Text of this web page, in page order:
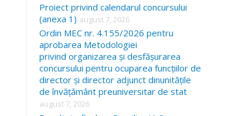
f
o
r
:
Proiect privind calendarul concursului
(anexa 1) august 7, 2026
Ordin MEC nr. 4.155/2026 pentru
aprobarea Metodologiei
privind organizarea și desfășurarea
concursului pentru ocuparea funcțiilor de
director și director adjunct dinunitățile
de învățământ preuniversitar de stat
august 7, 2026